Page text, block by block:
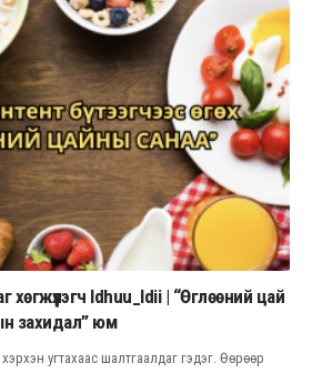
Idhuu_Idii | “Өглөөний цай
захидал” юм
угтахаас шалтгаалдаг гэдэг. Өөрөөр